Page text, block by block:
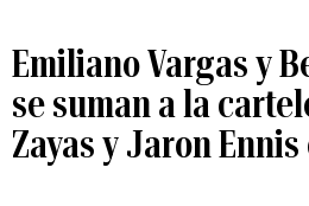
Emiliano Vargas y
se suman a la
Zayas y Jaron